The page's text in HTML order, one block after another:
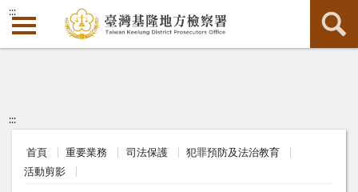
:::
:::
首頁 重要業務 司法保護
犯罪預防及法治教育
活動剪影